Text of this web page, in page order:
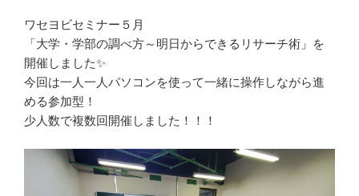
ワセヨビセミナー５月
「大学・学部の調べ方～明日からできるリサーチ術」を
開催しました✨
今回は一人一人パソコンを使って一緒に操作しながら進
める参加型！
少人数で複数回開催しました！！！